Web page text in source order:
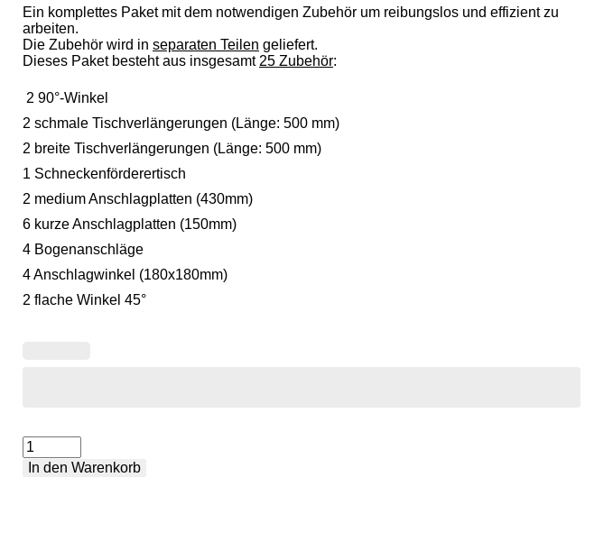
Ein komplettes Paket mit dem notwendigen Zubehör um reibungslos und effizient zu
arbeiten.
Die Zubehör wird in separaten Teilen geliefert.
Dieses Paket besteht aus insgesamt 25 Zubehör:
2 90°-Winkel
2 schmale Tischverlängerungen (Länge: 500 mm)
2 breite Tischverlängerungen (Länge: 500 mm)
1 Schneckenförderertisch
2 medium Anschlagplatten (430mm)
6 kurze Anschlagplatten (150mm)
4 Bogenanschläge
4 Anschlagwinkel (180x180mm)
2 flache Winkel 45°
Paket
Zubehör
In den Warenkorb